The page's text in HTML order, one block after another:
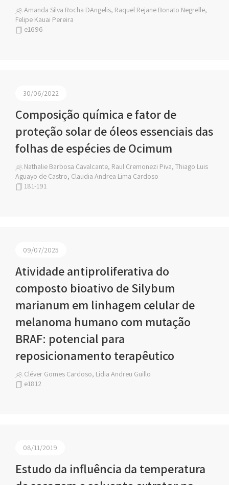
Amanda Silva Rocha DAngelis, Raquel Rejane Bonato Negrelle,
Felipe Kauai Pereira
e1696
30/06/2022
Composição química e fator de
proteção solar de óleos essenciais das
folhas de espécies de Ocimum
Nathalie Barbosa Cavalcante, Raul Cremonezi Piva, Thiago Luis
Aguayo de Castro, Claudia Andrea Lima Cardoso
181-191
09/07/2025
Atividade antiproliferativa do
composto bioativo de Silybum
marianum em linhagem celular de
melanoma humano com mutação
BRAF: potencial para
reposicionamento terapêutico
Cléver Gomes Cardoso, Lidia Andreu Guillo
e1812
08/11/2019
Estudo da influência da temperatura